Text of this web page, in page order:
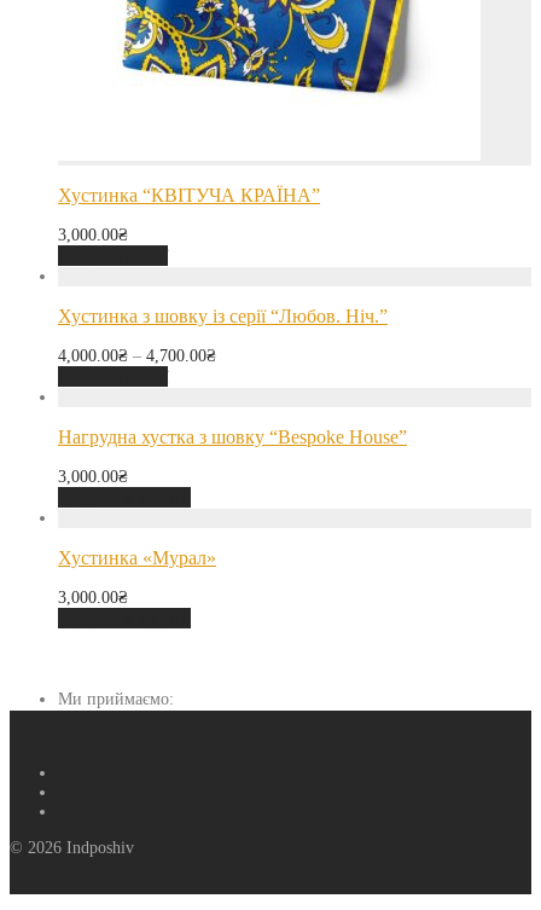
Хустинка “КВІТУЧА КРАЇНА”
3,000.00₴
Хустинка з шовку із серії “Любов. Ніч.”
4,000.00₴ – 4,700.00₴
Нагрудна хустка з шовку “Bespoke House”
3,000.00₴
Хустинка «Мурал»
3,000.00₴
Ми приймаємо:
© 2026 Indposhiv